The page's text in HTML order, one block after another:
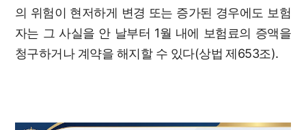
의 위험이 현저하게 변경 또는 증가된 경우에도 보험
자는 그 사실을 안 날부터 1월 내에 보험료의 증액을
청구하거나 계약을 해지할 수 있다(상법 제653조).